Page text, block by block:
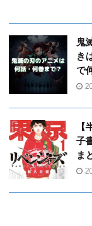
鬼
き
で
子
ま